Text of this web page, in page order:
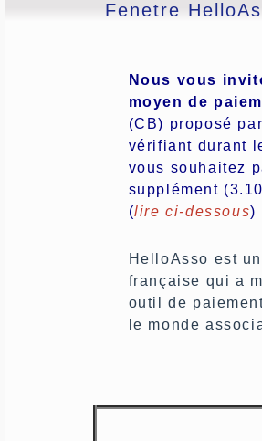
Fenetre
Nous vous
moyen de
(CB) proposé par
vérifiant durant
vous souhaitez
supplément
(lire ci-dessous)
HelloAsso est
française qui a
outil de
le monde